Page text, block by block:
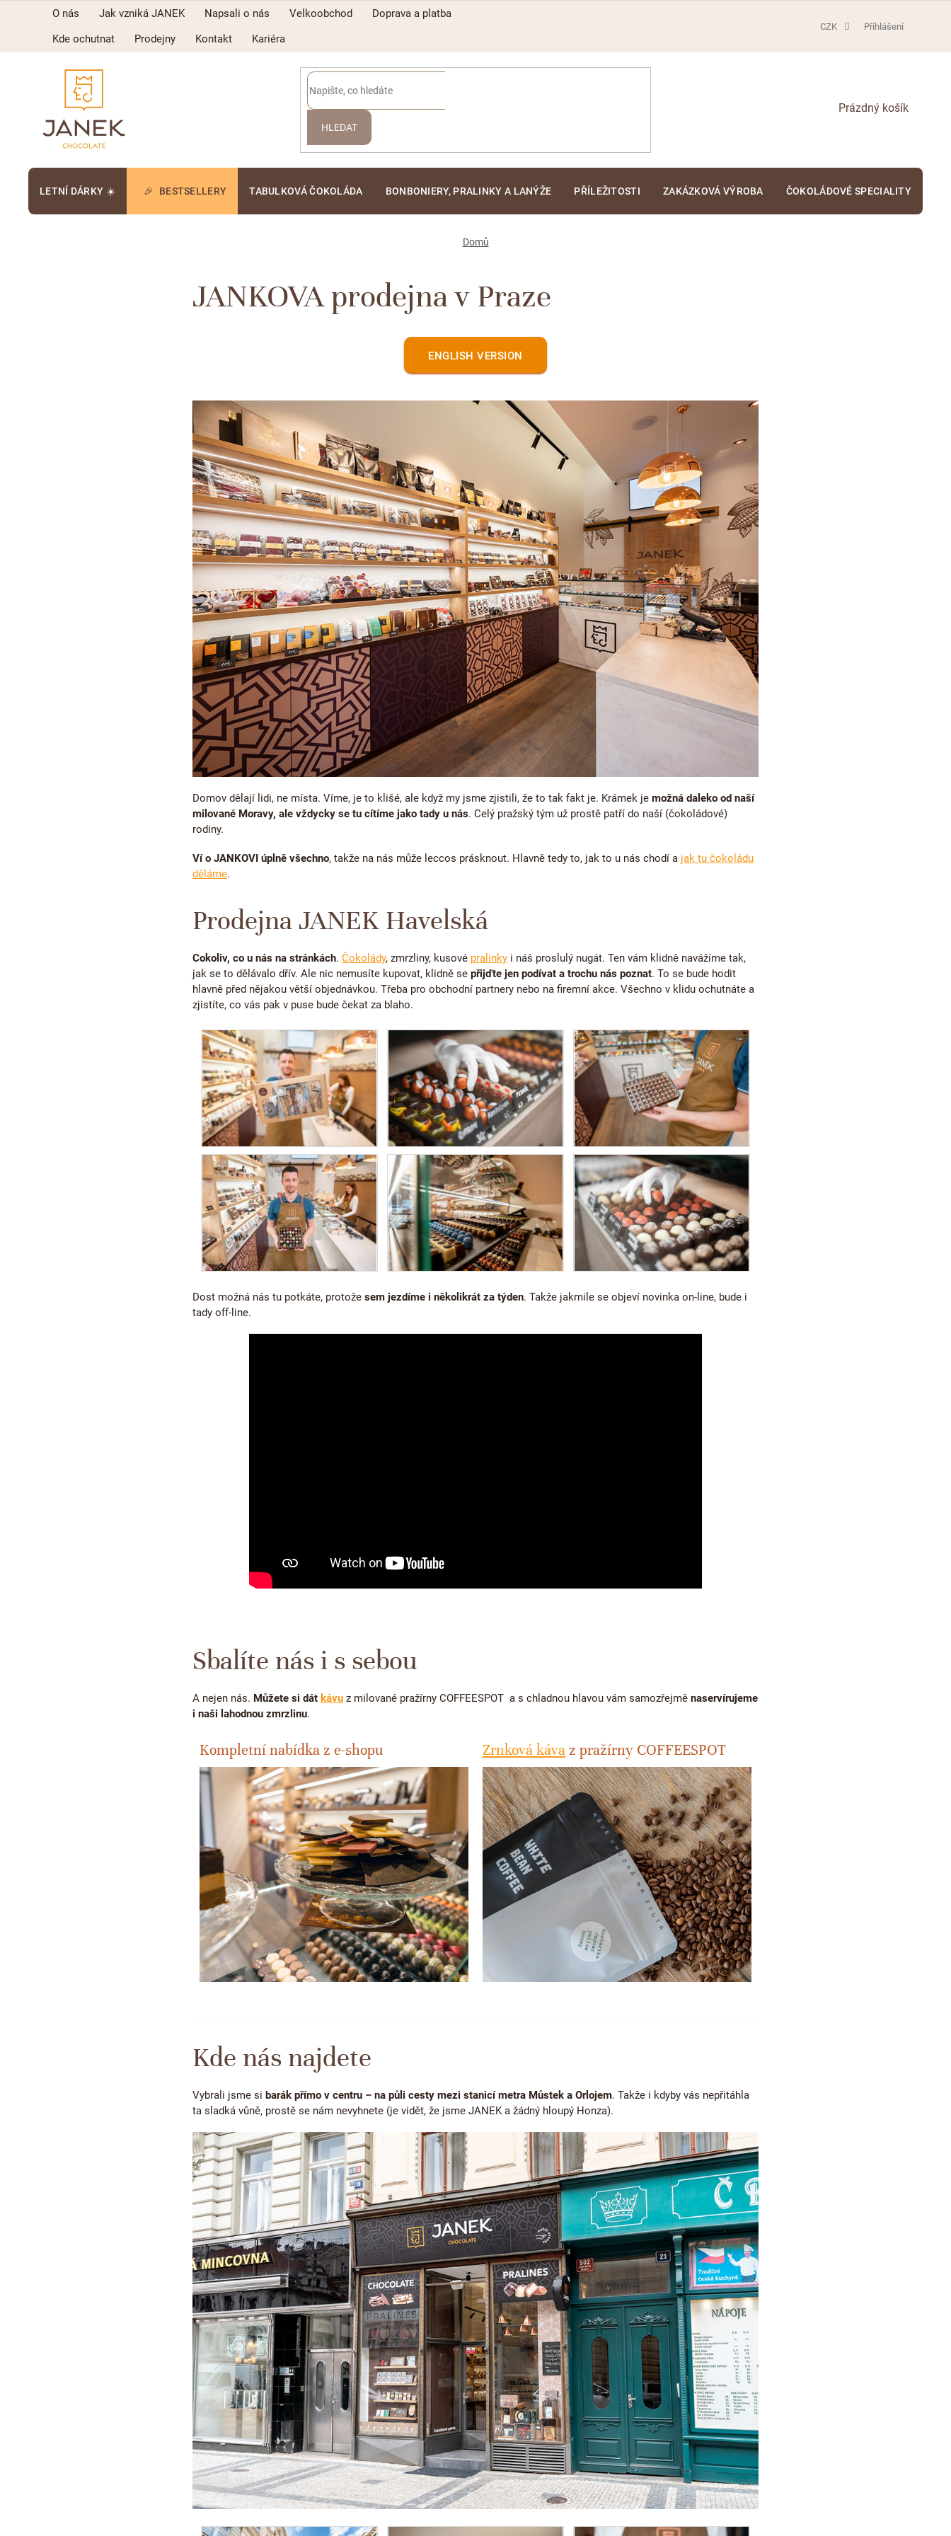
O nás Jak vzniká JANEK Napsali o nás Velkoobchod
Doprava a platba
Kde ochutnat
Prodejny Kontakt Kariéra
CZK Přihlášení
HLEDAT
NÁKUPNÍ
LETNÍ DÁRKY ☀️ BESTSELLERY TABULKOVÁ ČOKOLÁDA BONBONIERY, PRALINKY A LANÝŽE PŘÍLEŽITOSTI ZAKÁZKOVÁ VÝROBA ČOKOLÁDOVÉ SPECIALITY
Domů
JANKOVA prodejna v Praze
ENGLISH VERSION
Domov dělají lidi, ne místa. Víme, je to klišé, ale když my jsme zjistili, že to tak fakt je. Krámek je možná daleko od naší
milované Moravy, ale vždycky se tu cítíme jako tady u nás. Celý pražský tým už prostě patří do naší (čokoládové)
rodiny.
Ví o JANKOVI úplně všechno, takže na nás může leccos prásknout. Hlavně tedy to, jak to u nás chodí a jak tu čokoládu
děláme.
Prodejna JANEK Havelská
Cokoliv, co u nás na stránkách. Čokolády, zmrzliny, kusové pralinky i náš proslulý nugát. Ten vám klidně navážíme tak,
jak se to dělávalo dřív. Ale nic nemusíte kupovat, klidně se přijďte jen podívat a trochu nás poznat. To se bude hodit
hlavně před nějakou větší objednávkou. Třeba pro obchodní partnery nebo na firemní akce. Všechno v klidu ochutnáte a
zjistíte, co vás pak v puse bude čekat za blaho.
Dost možná nás tu potkáte, protože sem jezdíme i několikrát za týden. Takže jakmile se objeví novinka on-line, bude i
tady off-line.
Sbalíte nás i s sebou
A nejen nás. Můžete si dát kávu z milované pražírny COFFEESPOT a s chladnou hlavou vám samozřejmě naservírujeme
i naši lahodnou zmrzlinu.
Kompletní nabídka z e-shopu Zrnková káva z pražírny COFFEESPOT
Kde nás najdete
Vybrali jsme si barák přímo v centru – na půli cesty mezi stanicí metra Můstek a Orlojem. Takže i kdyby vás nepřitáhla
ta sladká vůně, prostě se nám nevyhnete (je vidět, že jsme JANEK a žádný hloupý Honza).